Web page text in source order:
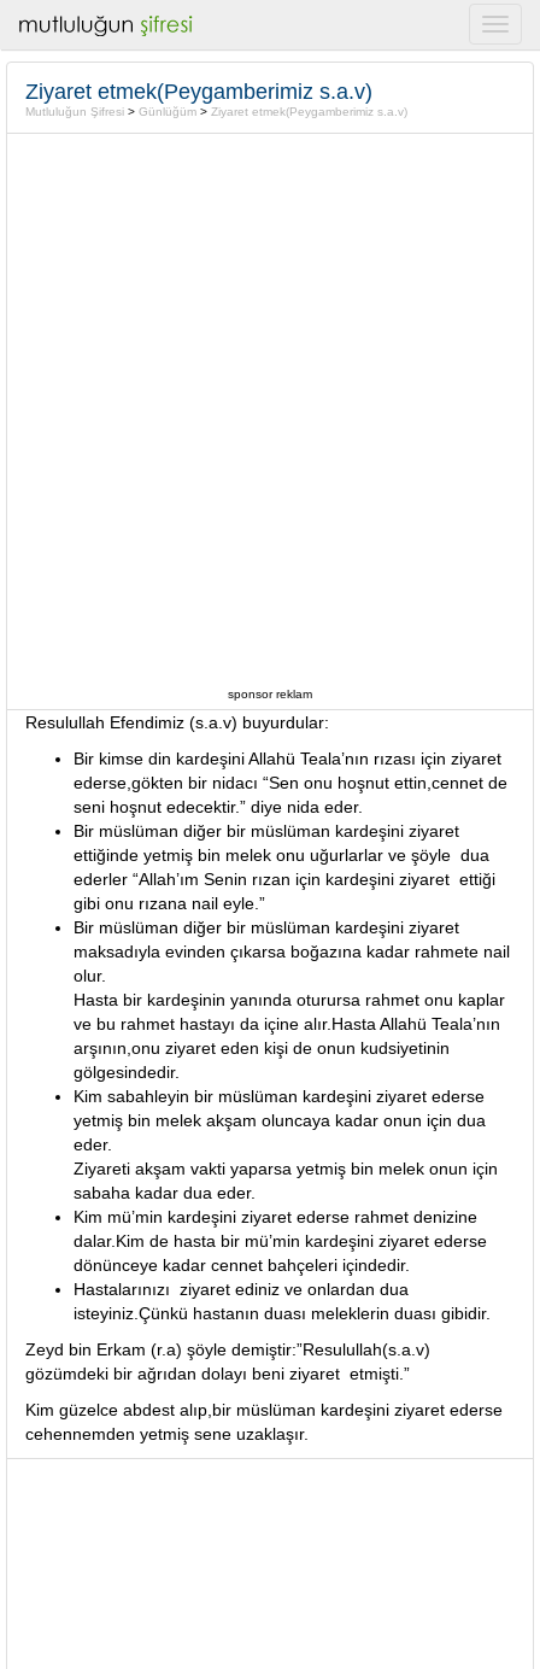
Ziyaret etmek(Peygamberimiz s.a.v)
Mutluluğun Şifresi > Günlüğüm > Ziyaret etmek(Peygamberimiz s.a.v)
sponsor reklam
Resulullah Efendimiz (s.a.v) buyurdular:
Bir kimse din kardeşini Allahü Teala’nın rızası için ziyaret
ederse,gökten bir nidacı “Sen onu hoşnut ettin,cennet de
seni hoşnut edecektir.” diye nida eder.
Bir müslüman diğer bir müslüman kardeşini ziyaret
ettiğinde yetmiş bin melek onu uğurlarlar ve şöyle dua
ederler “Allah’ım Senin rızan için kardeşini ziyaret ettiği
gibi onu rızana nail eyle.”
Bir müslüman diğer bir müslüman kardeşini ziyaret
maksadıyla evinden çıkarsa boğazına kadar rahmete nail
olur.
Hasta bir kardeşinin yanında oturursa rahmet onu kaplar
ve bu rahmet hastayı da içine alır.Hasta Allahü Teala’nın
arşının,onu ziyaret eden kişi de onun kudsiyetinin
gölgesindedir.
Kim sabahleyin bir müslüman kardeşini ziyaret ederse
yetmiş bin melek akşam oluncaya kadar onun için dua
eder.
Ziyareti akşam vakti yaparsa yetmiş bin melek onun için
sabaha kadar dua eder.
Kim mü’min kardeşini ziyaret ederse rahmet denizine
dalar.Kim de hasta bir mü’min kardeşini ziyaret ederse
dönünceye kadar cennet bahçeleri içindedir.
Hastalarınızı ziyaret ediniz ve onlardan dua
isteyiniz.Çünkü hastanın duası meleklerin duası gibidir.
Zeyd bin Erkam (r.a) şöyle demiştir:”Resulullah(s.a.v)
gözümdeki bir ağrıdan dolayı beni ziyaret etmişti.”
Kim güzelce abdest alıp,bir müslüman kardeşini ziyaret ederse
cehennemden yetmiş sene uzaklaşır.